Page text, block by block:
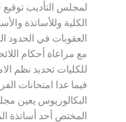
لمجلس التأديب توقيع
الكلية وللأساتذة
العقوبات في الحدود
مع مراعاة أحكام
للكليات تحديد نظم
فيما عدا امتحانات
البكالوريوس يعين
المختص أحد أساتذة